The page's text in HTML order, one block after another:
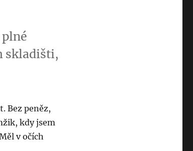
skladišti,
Bez peněz,
kdy jsem
v očích